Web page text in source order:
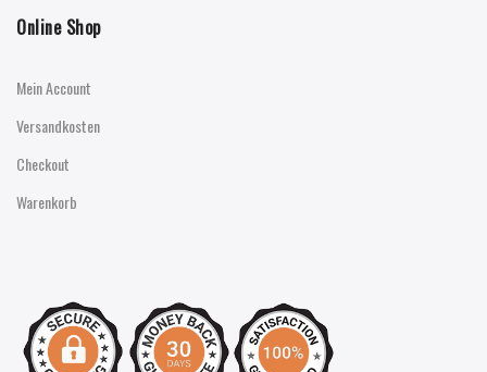
Online Shop
Mein Account
Versandkosten
Checkout
Warenkorb